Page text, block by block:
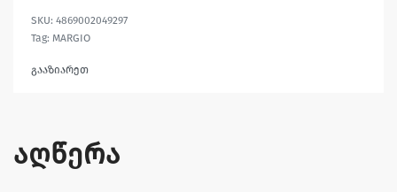
4869002049297
Tag: MARGIO
გააზიარეთ
აღწერა